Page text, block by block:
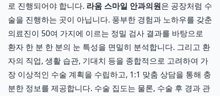
로 진행되어야 합니다. 라움 스마일 안과의원은 공장처럼 수
술을 진행하는 곳이 아닙니다. 풍부한 경험과 노하우를 갖춘
의료진이 50여 가지에 이르는 정밀 검사 결과를 바탕으로
환자 한 분 한 분의 눈 특성을 면밀히 분석합니다. 그리고 환
자의 직업, 생활 습관, 기대치 등을 종합적으로 고려하여 가
장 이상적인 수술 계획을 수립하고, 1:1 맞춤 상담을 통해 충
분한 정보를 제공합니다. 수술 집도는 물론, 수술 후 경과 관